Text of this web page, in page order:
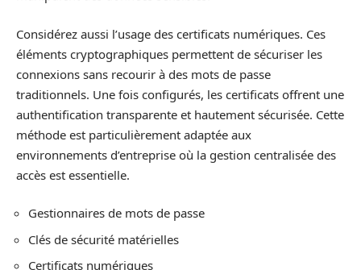
Considérez aussi l’usage des certificats numériques. Ces
éléments cryptographiques permettent de sécuriser les
connexions sans recourir à des mots de passe
traditionnels. Une fois configurés, les certificats offrent une
authentification transparente et hautement sécurisée. Cette
méthode est particulièrement adaptée aux
environnements d’entreprise où la gestion centralisée des
accès est essentielle.
Gestionnaires de mots de passe
Clés de sécurité matérielles
Certificats numériques